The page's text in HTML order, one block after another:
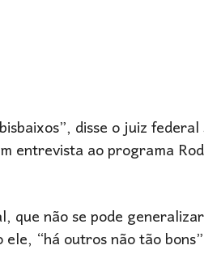
disse o juiz
entrevista ao programa
não se pode
“há outros não tão